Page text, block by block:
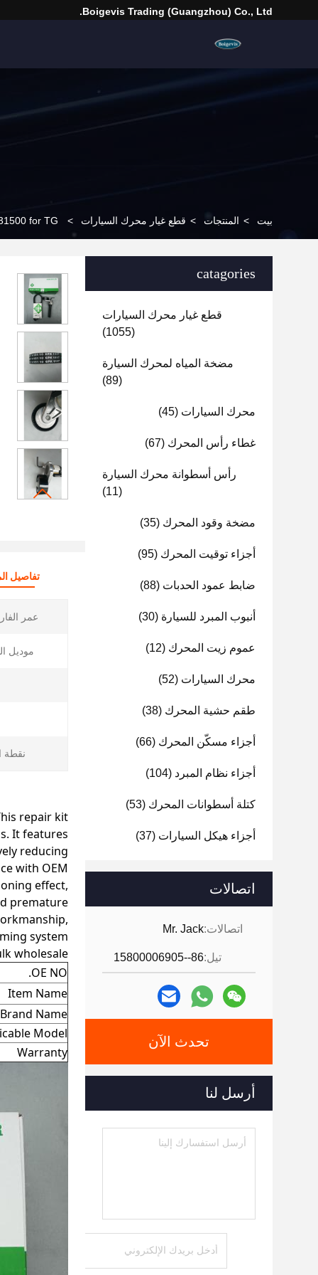
Boigevis Trading (guangzhou) Co., Ltd.
بيت > المنتجات > قطع غيار محرك السيارات >
for TG
catagories
قطع غيار محرك السيارات
(1055)
مضخة المياه لمحرك السيارة
(89)
محرك السيارات (45)
غطاء رأس المحرك (67)
رأس أسطوانة محرك السيارة
(11)
مضخة وقود المحرك (35)
أجزاء توقيت المحرك (95)
ضابط عمود الحدبات (88)
أنبوب المبرد للسيارة (30)
عموم زيت المحرك (12)
محرك السيارات (52)
طقم حشية المحرك (38)
أجزاء مسكّن المحرك (66)
أجزاء نظام المبرد (104)
كتلة أسطوانات المحرك (53)
أجزاء هيكل السيارات (37)
اتصالات
اتصالات:Mr. Jack
تيل:86--15800006905
تحدث الآن
أرسل لنا
تفاصيل
عمر
موديل
نقطة
repair kit
It features
reducing
with OEM
effect,
premature
system
wholesale.
OE NO.
Item Name
Brand Name
Model
Warranty